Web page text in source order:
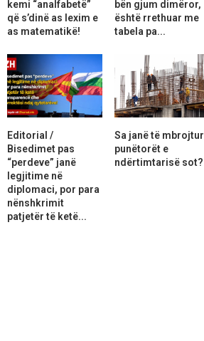
kemi “analfabetë”
që s’dinë as lexim e
as matematikë!
bën gjum dimëror,
është rrethuar me
tabela pa...
Editorial /
Bisedimet pas
“perdeve” janë
legjitime në
diplomaci, por para
nënshkrimit
patjetër të ketë...
Sa janë të mbrojtur
punëtorët e
ndërtimtarisë sot?